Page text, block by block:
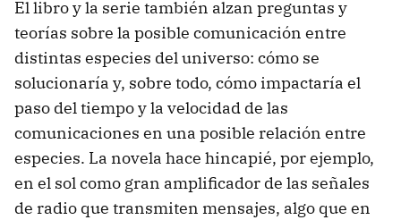
El libro y la serie también alzan preguntas y
teorías sobre la posible comunicación entre
distintas especies del universo: cómo se
solucionaría y, sobre todo, cómo impactaría el
paso del tiempo y la velocidad de las
comunicaciones en una posible relación entre
especies. La novela hace hincapié, por ejemplo,
en el sol como gran amplificador de las señales
de radio que transmiten mensajes, algo que en